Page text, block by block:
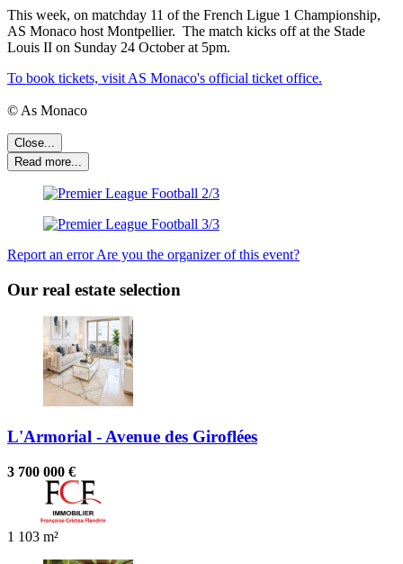
This week, on matchday 11 of the French Ligue 1 Championship,
AS Monaco host Montpellier. The match kicks off at the Stade
Louis II on Sunday 24 October at 5pm.
To book tickets, visit AS Monaco's official ticket office.
© As Monaco
Close...
Read more...
Report an errorAre you the organizer of this event?
Our real estate selection
L'Armorial - Avenue des Giroflées
3 700 000 €
1 103 m²